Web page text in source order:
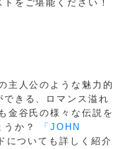
をご堪能ください！
主人公のような魅力的
きる、ロマンス溢れ
金谷氏の様々な伝説を
か？
「JOHN
についても詳しく紹介